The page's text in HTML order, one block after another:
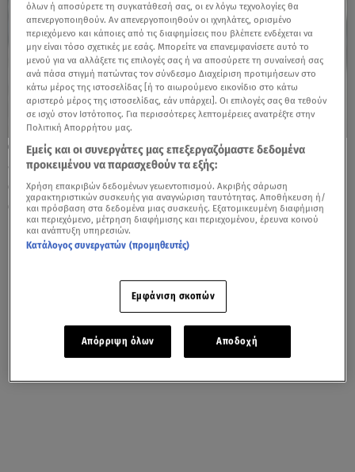
02.06.25, 09:47
«Έξυπνες» σερβιέτες μπορούν να
ανιχνεύσουν καρκίνο στο εμμηνορροϊκό
αίμα
όλων ή αποσύρετε τη συγκατάθεσή σας, οι εν λόγω τεχνολογίες θα
απενεργοποιηθούν. Αν απενεργοποιηθούν οι ιχνηλάτες, ορισμένο
περιεχόμενο και κάποιες από τις διαφημίσεις που βλέπετε ενδέχεται να
μην είναι τόσο σχετικές με εσάς. Μπορείτε να επανεμφανίσετε αυτό το
μενού για να αλλάξετε τις επιλογές σας ή να αποσύρετε τη συναίνεσή σας
ανά πάσα στιγμή πατώντας τον σύνδεσμο Διαχείριση προτιμήσεων στο
κάτω μέρος της ιστοσελίδας [ή το αιωρούμενο εικονίδιο στο κάτω
αριστερό μέρος της ιστοσελίδας, εάν υπάρχει]. Οι επιλογές σας θα τεθούν
σε ισχύ στον Ιστότοπος. Για περισσότερες λεπτομέρειες ανατρέξτε στην
Πολιτική Απορρήτου μας.
Εμείς και οι συνεργάτες μας επεξεργαζόμαστε δεδομένα
προκειμένου να παρασχεθούν τα εξής:
Χρήση επακριβών δεδομένων γεωεντοπισμού. Ακριβής σάρωση
χαρακτηριστικών συσκευής για αναγνώριση ταυτότητας. Αποθήκευση ή/
και πρόσβαση στα δεδομένα μιας συσκευής. Εξατομικευμένη διαφήμιση
και περιεχόμενο, μέτρηση διαφήμισης και περιεχομένου, έρευνα κοινού
και ανάπτυξη υπηρεσιών.
Κατάλογος συνεργατών (προμηθευτές)
Εμφάνιση σκοπών
Απόρριψη όλων Αποδοχή